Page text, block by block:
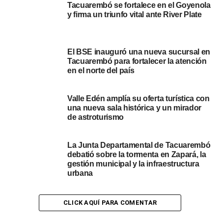
Douglas Bittencourt, quien convirtió el empate a los 55
minutos. A los 87 minutos apareció de nuevo el goleador
Lo que se viene…
El próximo partido que disputará Tacuarembó es de local,
en el Goyenola, el sábado 24 de junio contra Sud
América. Este equipo se encuentra una posición más
Tacuarembó se fortalece en el Goyenola
y firma un triunfo vital ante River Plate
El BSE inauguró una nueva sucursal en
Tacuarembó para fortalecer la atención
en el norte del país
Valle Edén amplía su oferta turística con
una nueva sala histórica y un mirador
de astroturismo
La Junta Departamental de Tacuarembó
debatió sobre la tormenta en Zapará, la
gestión municipal y la infraestructura
urbana
CLICK AQUÍ PARA COMENTAR